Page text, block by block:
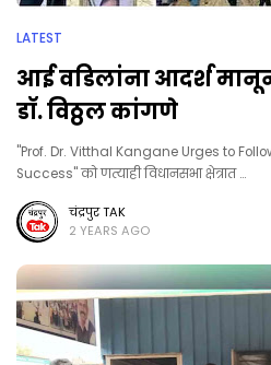
LATEST
आई वडिलांना आदर्श मानून
डॉ. विठ्ठल कांगणे
"Prof. Dr. Vitthal Kangane Urges to
Success" को णत्याही विधानसभा क्षेत्रात …
चंद्रपुर TAK
2 YEARS AGO